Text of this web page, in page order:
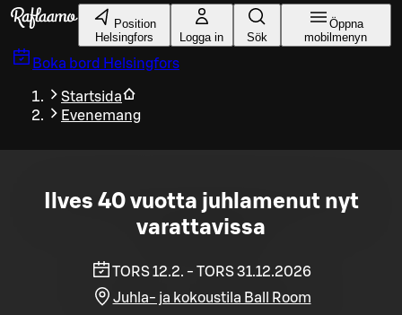
Gå till huvudinnehållet
Position
Helsingfors
Logga in Sök
Öppna
mobilmenyn
Boka bord Helsingfors
Startsida
Evenemang
Ilves 40 vuotta juhlamenut nyt
varattavissa
TORS 12.2. - TORS 31.12.2026
Juhla- ja kokoustila Ball Room